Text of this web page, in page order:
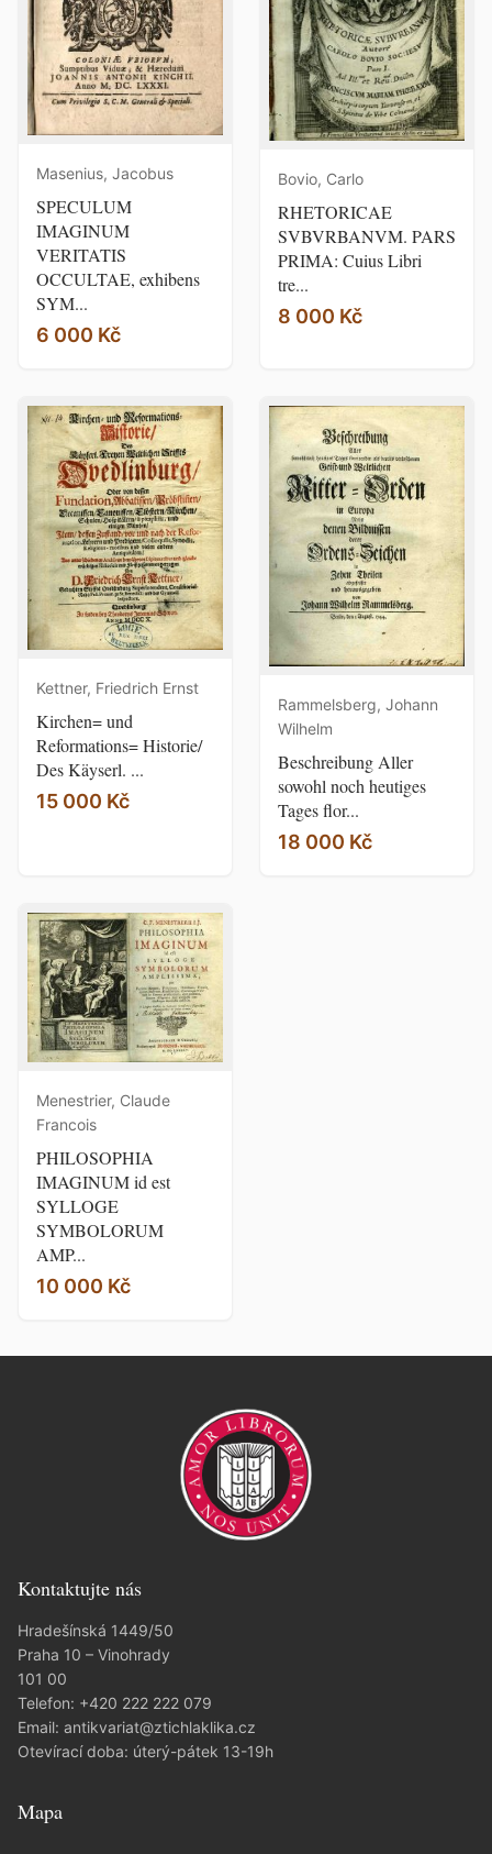
Masenius, Jacobus
SPECULUM
IMAGINUM
VERITATIS
OCCULTAE, exhibens
SYM...
6 000 Kč
Bovio, Carlo
RHETORICAE
SVBVRBANVM. PARS
PRIMA: Cuius Libri
tre...
8 000 Kč
Kettner, Friedrich Ernst
Kirchen= und
Reformations= Historie/
Des Käyserl. ...
15 000 Kč
Rammelsberg, Johann
Wilhelm
Beschreibung Aller
sowohl noch heutiges
Tages flor...
18 000 Kč
Menestrier, Claude
Francois
PHILOSOPHIA
IMAGINUM id est
SYLLOGE
SYMBOLORUM
AMP...
10 000 Kč
Kontaktujte nás
Hradešínská 1449/50
Praha 10 – Vinohrady
101 00
Telefon: +420 222 222 079
Email: antikvariat@ztichlaklika.cz
Otevírací doba: úterý-pátek 13-19h
Mapa